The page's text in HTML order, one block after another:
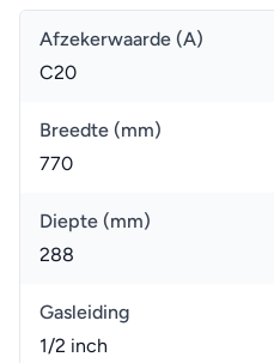
Afzekerwaarde (A)
C20
Breedte (mm)
770
Diepte (mm)
288
Gasleiding
1/2 inch